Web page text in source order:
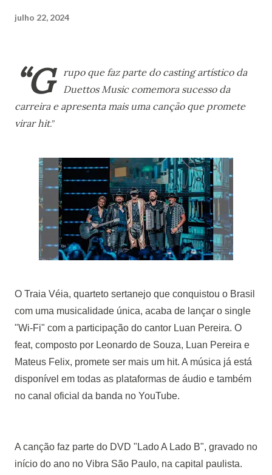
julho 22, 2024
“G
rupo que faz parte do casting artístico da
Duettos Music comemora sucesso da
carreira e apresenta mais uma canção que promete
virar hit.”
O Traia Véia, quarteto sertanejo que conquistou o Brasil
com uma musicalidade única, acaba de lançar o single
"Wi-Fi" com a participação do cantor Luan Pereira. O
feat, composto por Leonardo de Souza, Luan Pereira e
Mateus Felix, promete ser mais um hit. A música já está
disponível em todas as plataformas de áudio e também
no canal oficial da banda no YouTube.
A canção faz parte do DVD "Lado A Lado B", gravado no
início do ano no Vibra São Paulo, na capital paulista.